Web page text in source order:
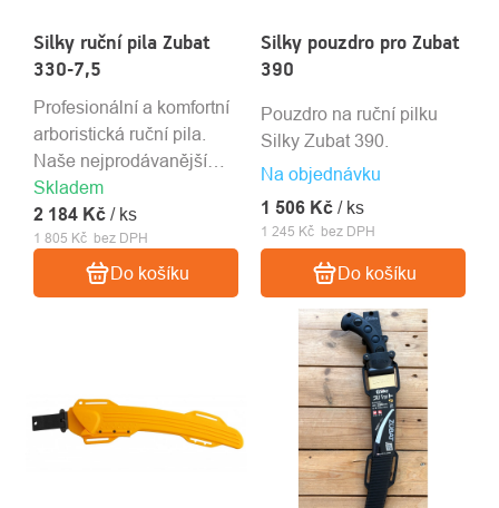
Silky ruční pila Zubat
330-7,5
Skladem
1 805 Kč bez DPH
2 184 Kč / ks
Do košíku
Profesionální a komfortní
arboristická ruční pila.
Naše nejprodávanější
pilka díky jejímu
skvělému poměru
ceny/výkonu.
Silky pouzdro pro Zubat
390
Na objednávku
1 245 Kč bez DPH
1 506 Kč / ks
Do košíku
Pouzdro na ruční pilku
Silky Zubat 390.